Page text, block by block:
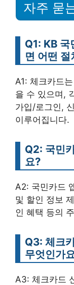
자주 묻
Q1: KB 국
면 어떤
A1: 체크카드
을 수 있으며,
가입/로그인,
이루어집니다.
Q2: 국민
요?
A2: 국민카드
및 할인 정보
인 혜택 등의
Q3: 체크
무엇인가
A3: 체크카드